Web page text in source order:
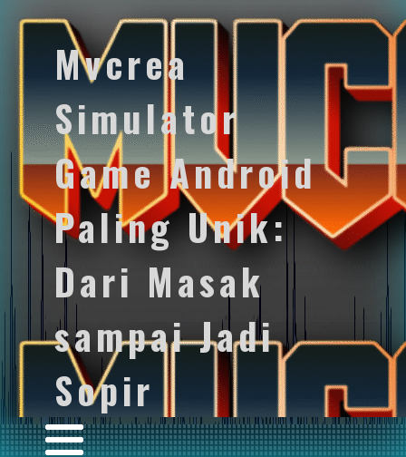
Mvcrea
Simulator
Game Android
Paling Unik:
Dari Masak
sampai Jadi
Sopir